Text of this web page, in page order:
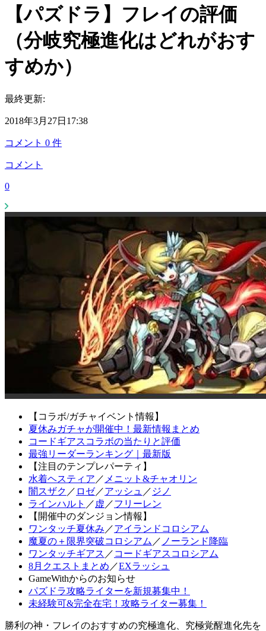
【パズドラ】フレイの評価
（分岐究極進化はどれがおす
すめか）
最終更新:
2018年3月27日17:38
コメント 0 件
コメント
0
【コラボ/ガチャイベント情報】
夏休みガチャが開催中！最新情報まとめ
コードギアスコラボの当たりと評価
最強リーダーランキング｜最新版
【注目のテンプレパーティ】
水着ヘスティア ／ メニット&チャオリン
闇スザク ／ ロゼ／アッシュ ／ ジノ
ラインハルト ／ 虚 ／フリーレン
【開催中のダンジョン情報】
ワンタッチ夏休み ／アイランドコロシアム
魔夏の＋限界突破コロシアム ／ ノーランド降臨
ワンタッチギアス ／ コードギアスコロシアム
8月クエストまとめ ／EXラッシュ
GameWithからのお知らせ
パズドラ攻略ライターを新規募集中！
未経験可&完全在宅！攻略ライター募集！
勝利の神・フレイのおすすめの究極進化、究極覚醒進化先を